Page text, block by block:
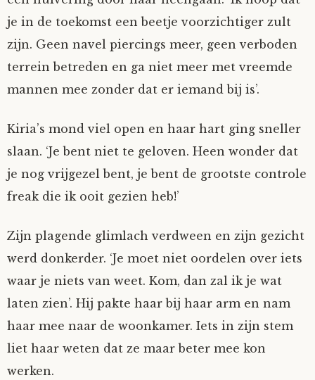
je in de toekomst een beetje voorzichtiger zult
zijn. Geen navel piercings meer, geen verboden
terrein betreden en ga niet meer met vreemde
mannen mee zonder dat er iemand bij is’.
Kiria’s mond viel open en haar hart ging sneller
slaan. ‘Je bent niet te geloven. Heen wonder dat
je nog vrijgezel bent, je bent de grootste controle
freak die ik ooit gezien heb!’
Zijn plagende glimlach verdween en zijn gezicht
werd donkerder. ‘Je moet niet oordelen over iets
waar je niets van weet. Kom, dan zal ik je wat
laten zien’. Hij pakte haar bij haar arm en nam
haar mee naar de woonkamer. Iets in zijn stem
liet haar weten dat ze maar beter mee kon
werken.